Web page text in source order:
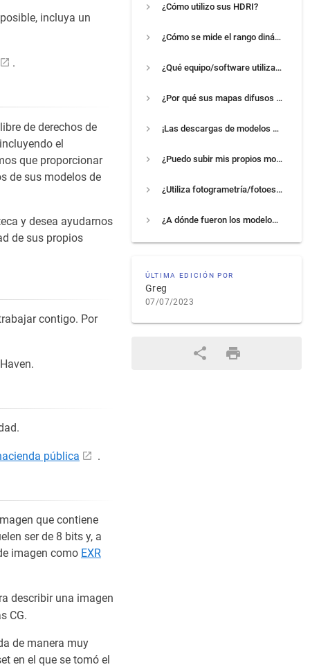
¿Cómo utilizo sus HDRI?
¿Cómo se mide el rango dinámico (EV) de un HDRI?
¿Qué equipo/software utilizas para HDRI?
¿Por qué sus mapas difusos carecen de cualquier forma de sombreado?
¡Las descargas de modelos y texturas no funcionan!
¿Puedo subir mis propios modelos/texturas/hdris?
¿Utiliza fotogrametría/fotoescaneo?
¿A dónde fueron los modelos de armas?
ÚLTIMA EDICIÓN POR
Greg
07/07/2023
incluya un
.
de derechos de
el
que proporcionar
de sus modelos de
y desea ayudarnos
de sus propios
contigo. Por
pública .
que contiene
ser de 8 bits y, a
imagen como EXR
describir una imagen
CG.
de manera muy
en el que se tomó el